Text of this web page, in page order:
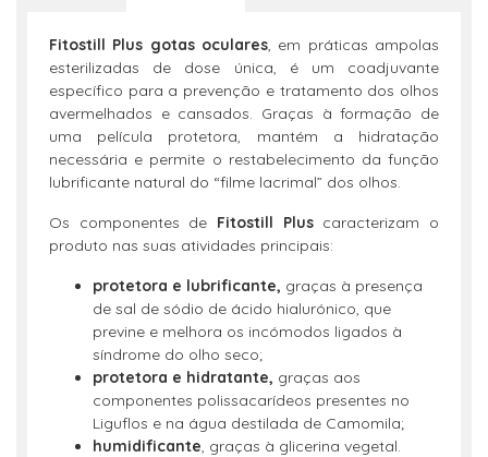
Fitostill Plus gotas oculares, em práticas ampolas
esterilizadas de dose única, é um coadjuvante
específico para a prevenção e tratamento dos olhos
avermelhados e cansados. Graças à formação de
uma película protetora, mantém a hidratação
necessária e permite o restabelecimento da função
lubrificante natural do “filme lacrimal” dos olhos.
Os componentes de Fitostill Pluscaracterizam o
produto nas suas atividades principais:
protetora e lubrificante, graças à presença
de sal de sódio de ácido hialurónico, que
previne e melhora os incómodos ligados à
síndrome do olho seco;
protetora e hidratante, graças aos
componentes polissacarídeos presentes no
Liguflos e na água destilada de Camomila;
humidificante, graças à glicerina vegetal.